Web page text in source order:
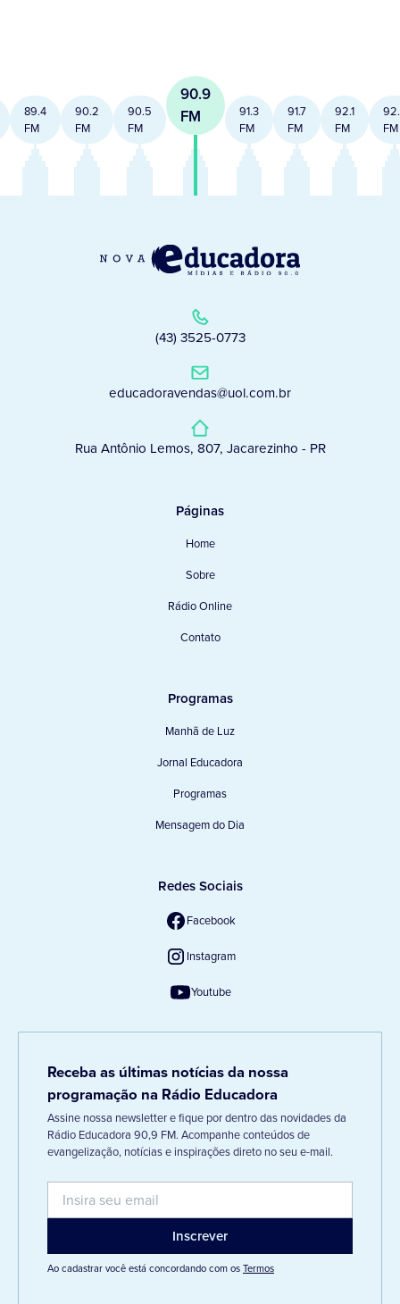
89.4
FM
90.2
FM
90.5
FM
90.9
FM
91.3
FM
91.7
FM
92.1
FM
FM
(43) 3525-0773
educadoravendas@uol.com.br
Rua Antônio Lemos, 807, Jacarezinho - PR
Páginas
Home
Sobre
Rádio Online
Contato
Programas
Manhã de Luz
Jornal Educadora
Programas
Mensagem do Dia
Redes Sociais
Facebook
Instagram
Youtube
Receba as últimas notícias da nossa
programação na Rádio Educadora
Assine nossa newsletter e fique por dentro das novidades da
Rádio Educadora 90,9 FM. Acompanhe conteúdos de
evangelização, notícias e inspirações direto no seu e-mail.
Ao cadastrar você está concordando com osTermos